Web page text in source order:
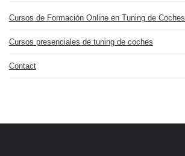
Cursos de Formación Online en Tuning de Coches
Cursos presenciales de tuning de coches
Contact